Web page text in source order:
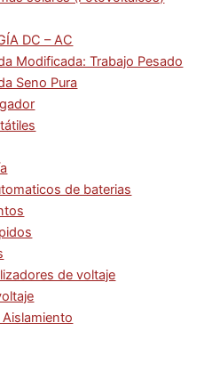
DC – AC
Modificada: Trabajo Pesado
Seno Pura
de baterias
de voltaje